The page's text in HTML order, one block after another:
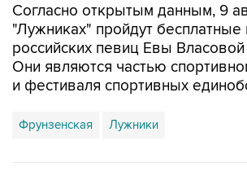
Согласно открытым данным, 9
"Лужниках" пройдут
российских певиц Евы
Они являются частью
и фестиваля спортивных
Фрунзенская Лужники